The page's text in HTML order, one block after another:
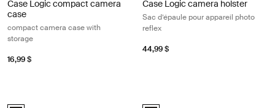
Case Logic compact camera
case
compact camera case with
storage
16,99 $
Case Logic camera holster
Sac d’épaule pour appareil photo
reflex
44,99 $